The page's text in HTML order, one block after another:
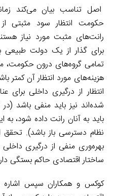
اصل تناسب بیان می‌کند
حکومت انتظار سود مثبتی
رانت‌های مثبت مورد نیاز
برای گذار از یک دولت طبیعی
تمامی گروه‌های درون حکومت،
هزینه‌های مورد انتظار آن کمتر
انتظار از درگیری داخلی برای
شده‌اند نیز باید منفی باشد
باید به آنان رانت داده شود،
نظام دسترسی باز باشد). تحقق
بهره‌وری منفی از درگیری
ساختار اقتصادی حاکم بستگی
کوکس و همکاران سپس اشاره